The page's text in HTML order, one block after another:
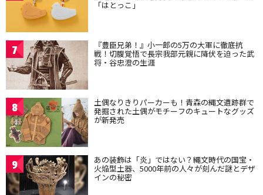
「はとっこ」
7 『豊臣兄弟！』小一郎の5万の大軍に徹底抗
戦！切腹覚悟で長宗我部元親に降伏を迫った武
将・谷忠澄の生涯
8 土偶なりきりパーカーも！青森の縄文遺跡群で
発掘された土偶がモチーフのキュートなグッズ
が新発売
9 あの装飾は「炎」ではない？縄文時代の国宝・
火焔型土器、5000年前の人々が刻んだ謎とデザ
インの秘密